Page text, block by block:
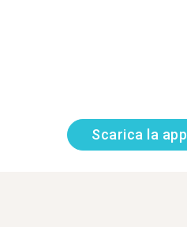
Scarica la app